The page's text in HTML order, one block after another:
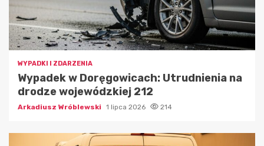
WYPADKI I ZDARZENIA
Wypadek w Doręgowicach: Utrudnienia na
drodze wojewódzkiej 212
Arkadiusz Wróblewski 1 lipca 2026 214